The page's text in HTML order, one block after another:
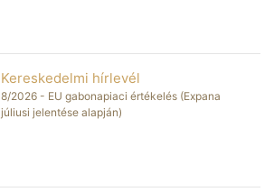
Kereskedelmi hírlevél
8/2026 - EU gabonapiaci értékelés (Expana
júliusi jelentése alapján)